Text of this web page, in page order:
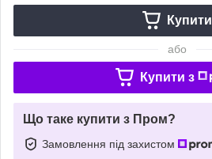
Купити
або
Купити з
Що таке купити з Пром?
Замовлення під захистом